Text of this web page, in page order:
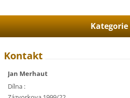
Kategorie
Kontakt
Jan Merhaut
Dílna :